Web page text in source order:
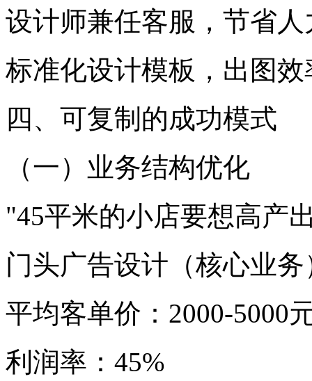
设计师兼任客服，节省人
标准化设计模板，出图
四、可复制的成功模式
（一）业务结构优化
"45平米的小店要想高产
门头广告设计（核心业务
平均客单价：2000-5000
利润率：45%